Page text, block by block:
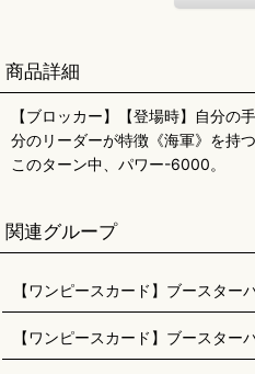
商品詳細
【ブロッカー】【登場時】自分の
分のリーダーが特徴《海軍》を持
このターン中、パワー-6000。
関連グループ
【ワンピースカード】ブースター
【ワンピースカード】ブースター